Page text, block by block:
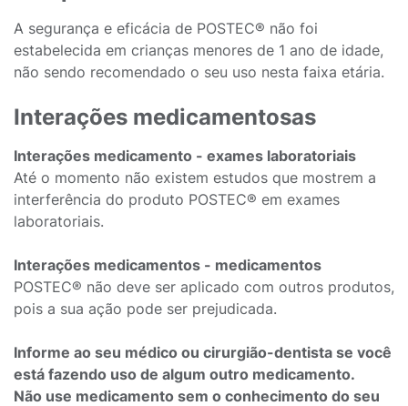
A segurança e eficácia de POSTEC® não foi
estabelecida em crianças menores de 1 ano de idade,
não sendo recomendado o seu uso nesta faixa etária.
Interações medicamentosas
Interações medicamento - exames laboratoriais
Até o momento não existem estudos que mostrem a
interferência do produto POSTEC® em exames
laboratoriais.
Interações medicamentos - medicamentos
POSTEC® não deve ser aplicado com outros produtos,
pois a sua ação pode ser prejudicada.
Informe ao seu médico ou cirurgião-dentista se você
está fazendo uso de algum outro medicamento.
Não use medicamento sem o conhecimento do seu